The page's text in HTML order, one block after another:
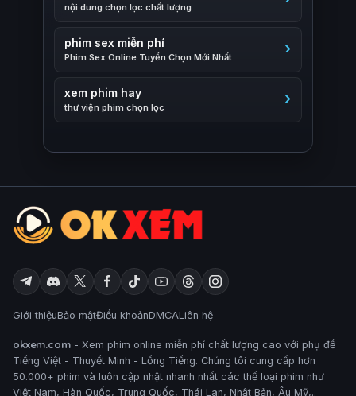
nội dung chọn lọc chất lượng
phim sex miễn phí
Phim Sex Online Tuyển Chọn Mới Nhất
xem phim hay
thư viện phim chọn lọc
Giới thiệuBảo mậtĐiều khoảnDMCALiên hệ
okxem.com- Xem phim online miễn phí chất lượng cao với phụ đề
Tiếng Việt - Thuyết Minh - Lồng Tiếng. Chúng tôi cung cấp hơn
50.000+ phim và luôn cập nhật nhanh nhất các thể loại phim như
Việt Nam, Hàn Quốc, Trung Quốc, Thái Lan, Nhật Bản, Âu Mỹ,..